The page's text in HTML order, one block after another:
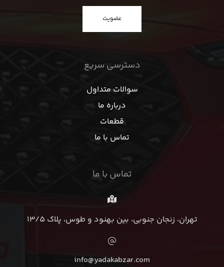
عضویت
دسترسی سریع
سوالات متداول
درباره ما
قطعات
تماس با ما
تماس با ما
تهران، زنجان جنوبی، بین بهنود و طوس، پلاک 13/5
info@yadakabzar.com